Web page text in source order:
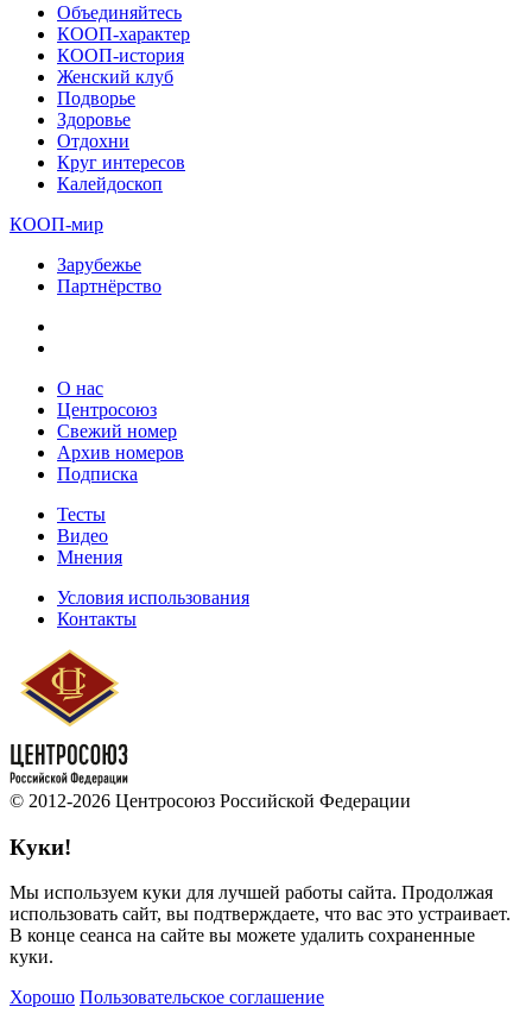
Объединяйтесь
КООП-характер
КООП-история
Женский клуб
Подворье
Здоровье
Отдохни
Круг интересов
Калейдоскоп
КООП-мир
Зарубежье
Партнёрство
О нас
Центросоюз
Свежий номер
Архив номеров
Подписка
Тесты
Видео
Мнения
Условия использования
Контакты
© 2012-2026 Центросоюз Российской Федерации
Куки!
Мы используем куки для лучшей работы сайта. Продолжая
использовать сайт, вы подтверждаете, что вас это устраивает.
В конце сеанса на сайте вы можете удалить сохраненные
куки.
Хорошо Пользовательское соглашение